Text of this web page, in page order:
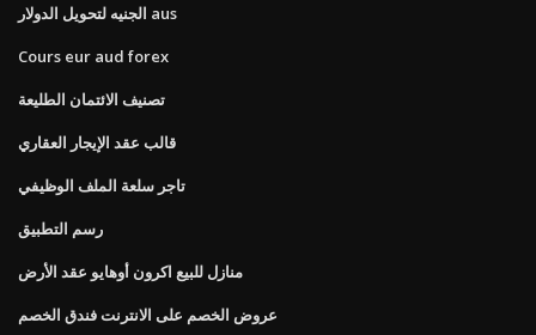
الجنيه لتحويل الدولار aus
Cours eur aud forex
تصنيف الائتمان الطليعة
قالب عقد الإيجار العقاري
تاجر سلعة الملف الوظيفي
رسم التطبيق
منازل للبيع اكرون أوهايو عقد الأرض
عروض الخصم على الانترنت فندق الخصم